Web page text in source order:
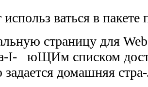
ваться в
страницу для
I- юЩИм списком
домашняя